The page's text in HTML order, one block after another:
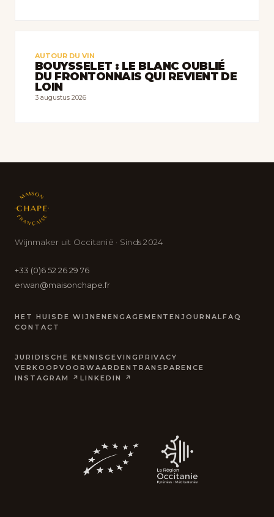
AUTOUR DU VIN
BOUYSSELET : LE BLANC OUBLIÉ
DU FRONTONNAIS QUI REVIENT DE
LOIN
3 augustus 2026
Wijnmaker uit Occitanië · Sinds 2024
+33 (0)6 52 26 29 76
erwan@maisonchape.fr
HET HUIS DE WIJNEN ENGAGEMENTENJOURNALFAQ
CONTACT
JURIDISCHE KENNISGEVING PRIVACY
VERKOOPVOORWAARDEN TRANSPARENCE
INSTAGRAM ↗ LINKEDIN ↗